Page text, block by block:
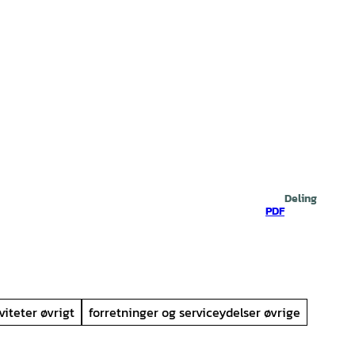
PDF
Deling
øvrigt forretninger og serviceydelser øvrige